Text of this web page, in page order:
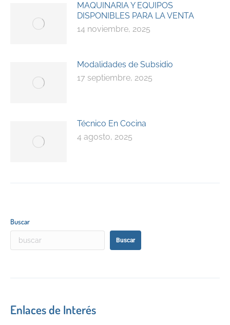
MAQUINARIA Y EQUIPOS
DISPONIBLES PARA LA VENTA
14 noviembre, 2025
Modalidades de Subsidio
17 septiembre, 2025
Técnico En Cocina
4 agosto, 2025
Buscar
Buscar
Enlaces de Interés